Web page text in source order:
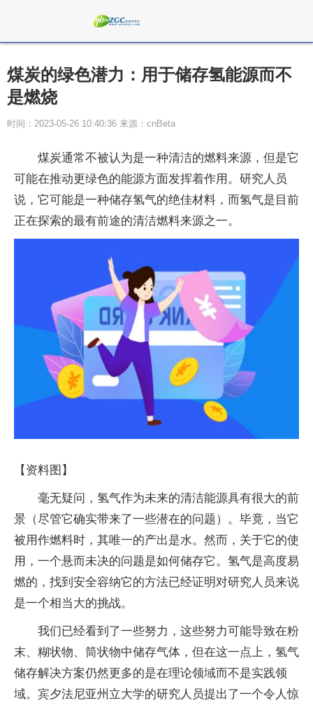
煤炭的绿色潜力：用于储存氢能源而不
是燃烧
时间：2023-05-26 10:40:36 来源：cnBeta
煤炭通常不被认为是一种清洁的燃料来源，但是它
可能在推动更绿色的能源方面发挥着作用。研究人员
说，它可能是一种储存氢气的绝佳材料，而氢气是目前
正在探索的最有前途的清洁燃料来源之一。
【资料图】
毫无疑问，氢气作为未来的清洁能源具有很大的前
景（尽管它确实带来了一些潜在的问题）。毕竟，当它
被用作燃料时，其唯一的产出是水。然而，关于它的使
用，一个悬而未决的问题是如何储存它。氢气是高度易
燃的，找到安全容纳它的方法已经证明对研究人员来说
是一个相当大的挑战。
我们已经看到了一些努力，这些努力可能导致在粉
末、糊状物、筒状物中储存气体，但在这一点上，氢气
储存解决方案仍然更多的是在理论领域而不是实践领
域。宾夕法尼亚州立大学的研究人员提出了一个令人惊